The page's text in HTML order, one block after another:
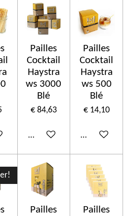
Pailles
Cocktail
Haystra
ws 3000
Blé
€ 84,63
In winkelwagen
Pailles
Cocktail
Haystra
ws 500
Blé
€ 14,10
In
Pailles
Pailles